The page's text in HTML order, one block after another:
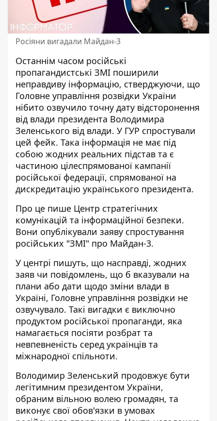
Росіяни вигадали Майдан-3
Останнім часом російські
пропагандистські ЗМІ поширили
неправдиву інформацію, стверджуючи, що
Головне управління розвідки України
нібито озвучило точну дату відсторонення
від влади президента Володимира
Зеленського від влади. У ГУР спростували
цей фейк. Така інформація не має під
собою жодних реальних підстав та є
частиною цілеспрямованої кампанії
російської федерації, спрямованої на
дискредитацію українського президента.
Про це пише Центр стратегічних
комунікацій та інформаційної безпеки.
Вони опублікували заяву спростування
російських "ЗМІ" про Майдан-3.
У центрі пишуть, що насправді, жодних
заяв чи повідомлень, що б вказували на
плани або дати щодо зміни влади в
Україні, Головне управління розвідки не
озвучувало. Такі вигадки є виключно
продуктом російської пропаганди, яка
намагається посіяти розбрат та
невпевненість серед українців та
міжнародної спільноти.
Володимир Зеленський продовжує бути
легітимним президентом України,
обраним вільною волею громадян, та
виконує свої обов'язки в умовах